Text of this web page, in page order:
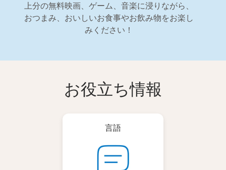
上分の無料映画、ゲーム、音楽に浸りながら、
おつまみ、おいしいお食事やお飲み物をお楽し
みください！
お役立ち情報
言語